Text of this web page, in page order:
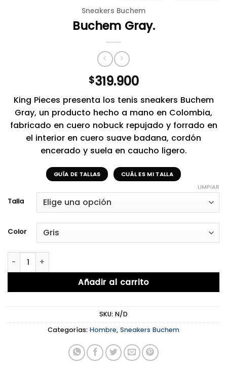
Sneakers Buchem
Buchem Gray.
$319.900
King Pieces presenta los tenis sneakers Buchem
Gray, un producto hecho a mano en Colombia,
fabricado en cuero nobuck repujado y forrado en
el interior en cuero suave badana, cordón
encerado y suela en caucho ligero.
GUÍA DE TALLAS CUÁL ES MI TALLA
Talla
Color
LIMPIAR
Buchem Gray. cantidad
Añadir al carrito
SKU: N/D
Categorías: Hombre, Sneakers Buchem